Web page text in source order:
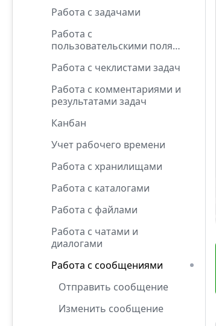
Работа с задачами
Работа с
пользовательскими полями
Работа с чеклистами задач
Работа с комментариями и
результатами задач
Канбан
Учет рабочего времени
Работа с хранилищами
Работа с каталогами
Работа с файлами
Работа с чатами и
диалогами
Работа с сообщениями
Отправить сообщение
Изменить сообщение